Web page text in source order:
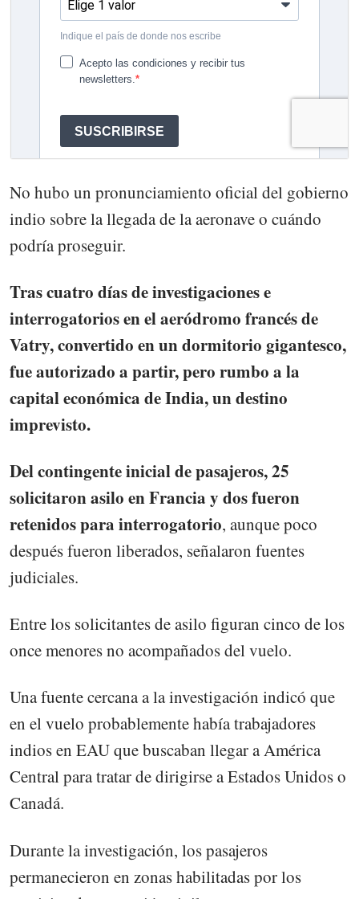
No hubo un pronunciamiento oficial del gobierno
indio sobre la llegada de la aeronave o cuándo
podría proseguir.
Tras cuatro días de investigaciones e
interrogatorios en el aeródromo francés de
Vatry, convertido en un dormitorio gigantesco,
fue autorizado a partir, pero rumbo a la
capital económica de India, un destino
imprevisto.
Del contingente inicial de pasajeros, 25
solicitaron asilo en Francia y dos fueron
retenidos para interrogatorio, aunque poco
después fueron liberados, señalaron fuentes
judiciales.
Entre los solicitantes de asilo figuran cinco de los
once menores no acompañados del vuelo.
Una fuente cercana a la investigación indicó que
en el vuelo probablemente había trabajadores
indios en EAU que buscaban llegar a América
Central para tratar de dirigirse a Estados Unidos o
Canadá.
Durante la investigación, los pasajeros
permanecieron en zonas habilitadas por los